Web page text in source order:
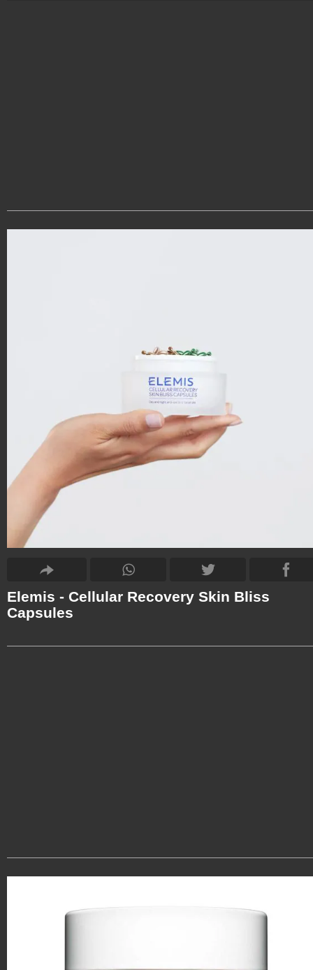
Elemis - Cellular Recovery Skin Bliss
Capsules